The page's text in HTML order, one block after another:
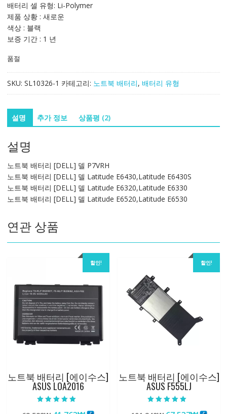
배터리 셀 유형: Li-Polymer
제품 상황 : 새로운
색상 : 블랙
보증 기간 : 1 년
품절
SKU: SL10326-1 카테고리: 노트북 배터리, 배터리 유형
설명 추가 정보 상품평 (2)
설명
노트북 배터리 [DELL] 델 P7VRH
노트북 배터리 [DELL] 델 Latitude E6430,Latitude E6430S
노트북 배터리 [DELL] 델 Latitude E6320,Latitude E6330
노트북 배터리 [DELL] 델 Latitude E6520,Latitude E6530
연관 상품
할인!
노트북 배터리 [에이수스]
ASUS LOA2016
할인!
노트북 배터리 [에이수스]
ASUS F555LJ